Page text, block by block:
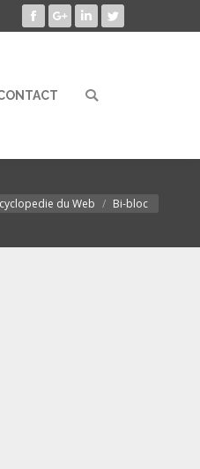
Facebook
Google+LinkedInTwitter
Search:
du Web Bi-bloc